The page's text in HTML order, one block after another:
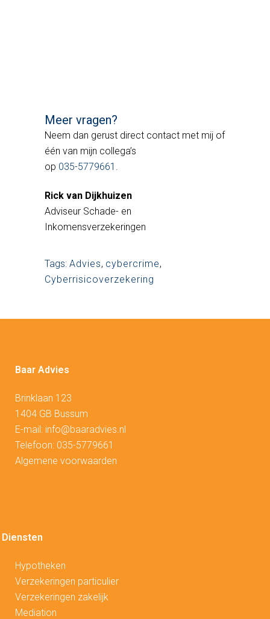
Meer vragen?
Neem dan gerust direct contact met mij of
één van mijn collega’s
op 035-5779661 .
Rick van Dijkhuizen
Adviseur Schade- en
Inkomensverzekeringen
Tags: Advies, cybercrime,
Cyberrisicoverzekering
Baar Advies
Brinklaan 123
1404 GB Bussum
E-mail: info@baaradvies.nl
Telefoon: 035-5779661
Algemene voorwaarden
Diensten
Hypotheken
Verzekeringen particulier
Verzekeringen zakelijk
Mediation